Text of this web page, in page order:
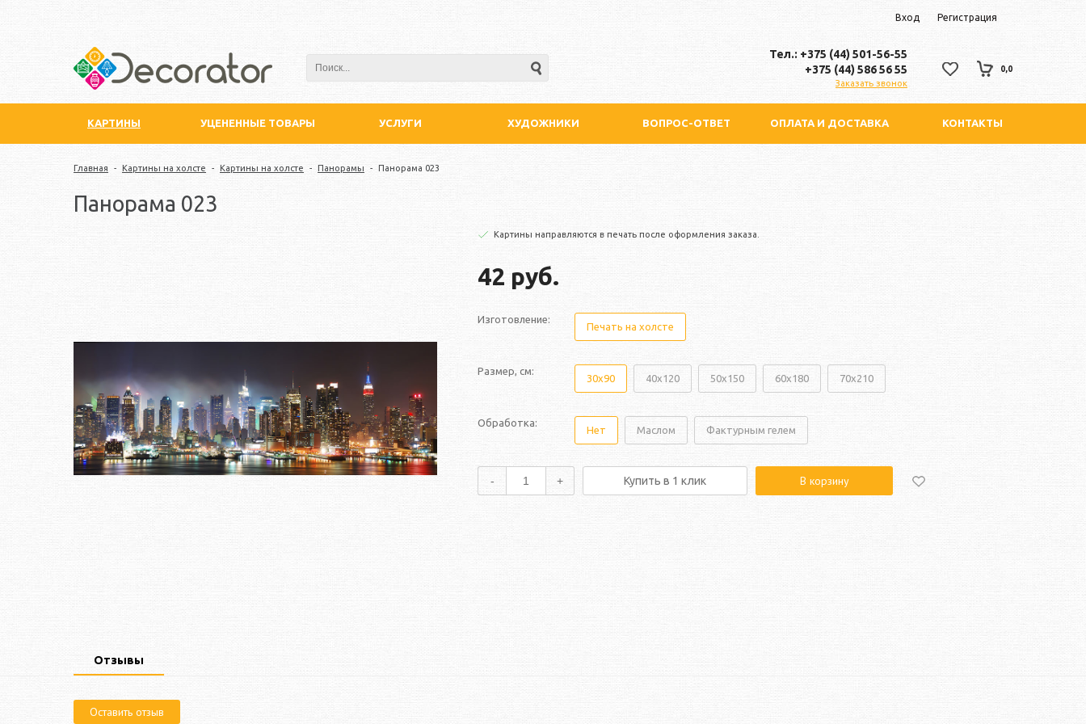
Вход Регистрация
Тел.: +375 (44) 501-56-55
+375 (44) 586 56 55
Заказать звонок
0,0
КАРТИНЫ УЦЕНЕННЫЕ ТОВАРЫ УСЛУГИ ХУДОЖНИКИ ВОПРОС-ОТВЕТ ОПЛАТА И ДОСТАВКА КОНТАКТЫ
Главная - Картины на холсте - Картины на холсте - Панорамы - Панорама 023
Панорама 023
Картины направляются в печать после оформления заказа.
42 руб.
Изготовление:
Печать на холсте
Размер, см:
30x90 40x120 50x150 60x180 70x210
Обработка:
Нет Маслом Фактурным гелем
- + Купить в 1 клик В корзину
Отзывы
Оставить отзыв